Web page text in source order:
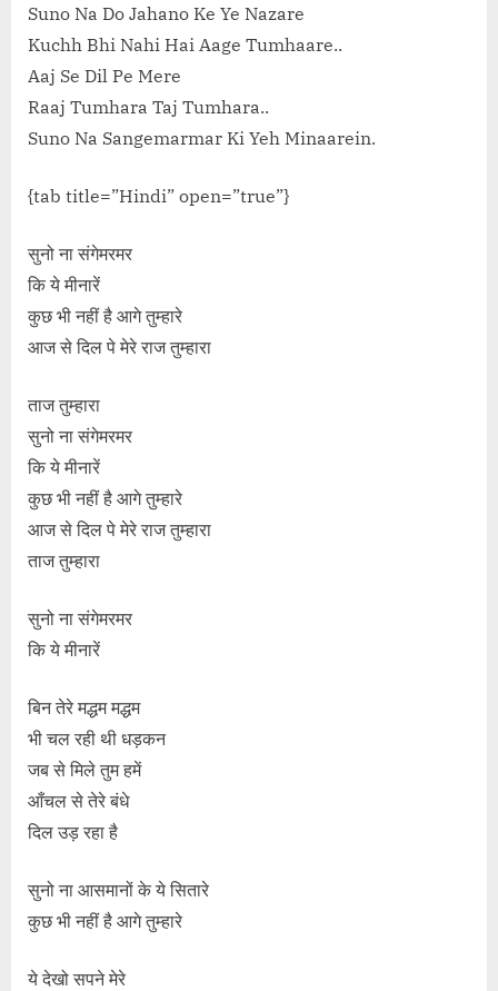
Suno Na Do Jahano Ke Ye Nazare
Kuchh Bhi Nahi Hai Aage Tumhaare..
Aaj Se Dil Pe Mere
Raaj Tumhara Taj Tumhara..
Suno Na Sangemarmar Ki Yeh Minaarein.
{tab title=”Hindi” open=”true”}
सुनो ना संगेमरमर
कि ये मीनारें
कुछ भी नहीं है आगे तुम्हारे
आज से दिल पे मेरे राज तुम्हारा
ताज तुम्हारा
सुनो ना संगेमरमर
कि ये मीनारें
कुछ भी नहीं है आगे तुम्हारे
आज से दिल पे मेरे राज तुम्हारा
ताज तुम्हारा
सुनो ना संगेमरमर
कि ये मीनारें
बिन तेरे मद्धम मद्धम
भी चल रही थी धड़कन
जब से मिले तुम हमें
आँचल से तेरे बंधे
दिल उड़ रहा है
सुनो ना आसमानों के ये सितारे
कुछ भी नहीं है आगे तुम्हारे
ये देखो सपने मेरे